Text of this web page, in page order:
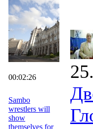
00:02:26
Sambo
wrestlers will
show
themselves for